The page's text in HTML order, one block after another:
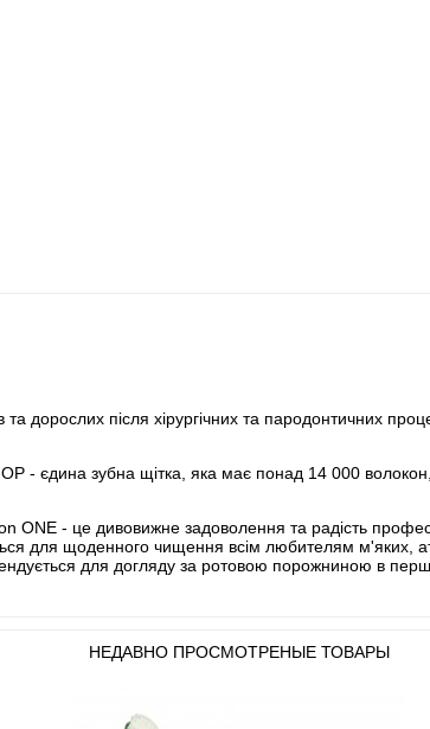
дорослих після хірургічних та пародонтичних
- єдина зубна щітка, яка має понад 14 000
ONE - це дивовижне задоволення та радість
для щоденного чищення всім любителям м'яких,
для догляду за ротовою порожниною в перші
НЕДАВНО ПРОСМОТРЕНЫЕ ТОВАРЫ